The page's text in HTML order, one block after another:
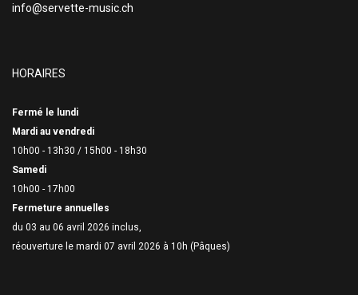
info@servette-music.ch
HORAIRES
Fermé le lundi
Mardi au vendredi
10h00 - 13h30 / 15h00 - 18h30
Samedi
10h00 - 17h00
Fermeture annuelles
du 03 au 06 avril 2026 inclus,
réouverture le mardi 07 avril 2026 à 10h (Pâques)